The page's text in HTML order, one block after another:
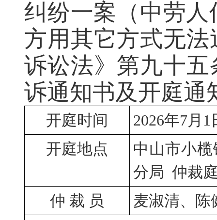
纠纷一案（中劳人
方用其它方式无
诉讼法》第九十
诉通知书及开庭通
开庭时间
2026年7月
开庭地点
中山市小
分局  仲裁
仲 裁 员
麦淑清、陈